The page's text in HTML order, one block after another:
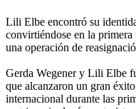
Lili Elbe encontró su
convirtiéndose en la primera
una operación de
Gerda Wegener y Lili Elbe
que alcanzaron un gran
internacional durante las